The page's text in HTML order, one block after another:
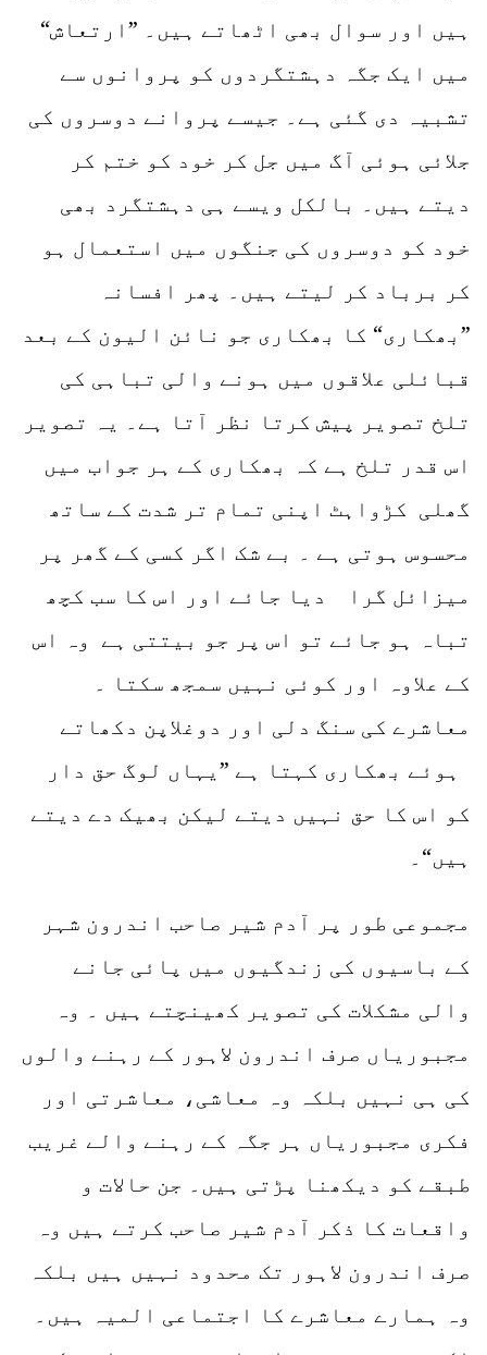
ہیں اور سوال بھی اٹھاتے ہیں۔ ”ارتعاش“
میں ایک جگہ دہشتگردوں کو پروانوں سے
تشبیہ دی گئی ہے۔ جیسے پروانے دوسروں کی
جلائی ہوئی آگ میں جل کر خود کو ختم کر
دیتے ہیں۔ بالکل ویسے ہی دہشتگرد بھی
خود کو دوسروں کی جنگوں میں استعمال ہو
کر برباد کر لیتے ہیں۔ پھر افسانہ
”بھکاری“ کا بھکاری جو نائن الیون کے بعد
قبائلی علاقوں میں ہونے والی تباہی کی
تلخ تصویر پیش کرتا نظر آتا ہے۔ یہ تصویر
اس قدر تلخ ہے کہ بھکاری کے ہر جواب میں
گھلی کڑواہٹ اپنی تمام تر شدت کے ساتھ
محسوس ہوتی ہے ۔ بے شک اگر کسی کے گھر پر
میزائل گرا دیا جائے اور اس کا سب کچھ
تباہ ہو جائے تو اس پر جو بیتتی ہے وہ اس
کے علاوہ اور کوئی نہیں سمجھ سکتا ۔
معاشرے کی سنگ دلی اور دوغلاپن دکھاتے
ہوئے بھکاری کہتا ہے ”یہاں لوگ حق دار
کو اس کا حق نہیں دیتے لیکن بھیک دے دیتے
ہیں“۔
مجموعی طور پر آدم شیر صاحب اندرون شہر
کے باسیوں کی زندگیوں میں پائی جانے
والی مشکلات کی تصویر کھینچتے ہیں ۔ وہ
مجبوریاں صرف اندرون لاہور کے رہنے والوں
کی ہی نہیں بلکہ وہ معاشی، معاشرتی اور
فکری مجبوریاں ہر جگہ کے رہنے والے غریب
طبقے کو دیکھنا پڑتی ہیں۔ جن حالات و
واقعات کا ذکر آدم شیر صاحب کرتے ہیں وہ
صرف اندرون لاہور تک محدود نہیں ہیں بلکہ
وہ ہمارے معاشرے کا اجتماعی المیہ ہیں۔